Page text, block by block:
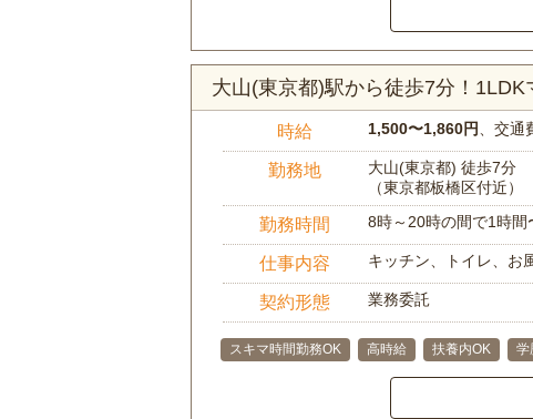
大山(東京都)駅から徒歩7分！
時給 1,500〜1,860円 、交
勤務地
大山(東京都) 徒歩7分
（東京都板橋区付近）
勤務時間 8時～20時の間で1時
仕事内容 キッチン、トイレ、お
契約形態 業務委託
スキマ時間勤務OK 高時給 扶養内OK 学